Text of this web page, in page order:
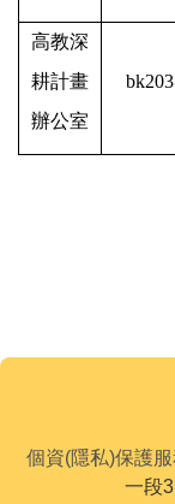
高教深
耕計畫
辦公室
個資(隱私)保護
一段